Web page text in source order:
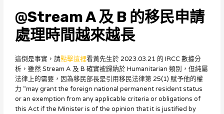
@Stream A 及 B 的移民申請
處理時間越來越長
這倒是事實，請點擊這裡看黃先生於 2023.03.21 的 IRCC 數據分
析，雖然 Stream A 及 B 確實被歸納於 Humanitarian 類別，但純屬
法律上的需要，因為移民部長是引用移民法律第 25(1) 賦予他的權
力 “may grant the foreign national permanent resident status
or an exemption from any applicable criteria or obligations of
this Act if the Minister is of the opinion that it is justified by